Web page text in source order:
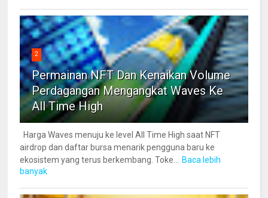
2
Permainan NFT Dan Kenaikan Volume
Perdagangan Mengangkat Waves Ke
All Time High
Harga Waves menuju ke level All Time High saat NFT
airdrop dan daftar bursa menarik pengguna baru ke
ekosistem yang terus berkembang. Toke...
Baca lebih
banyak